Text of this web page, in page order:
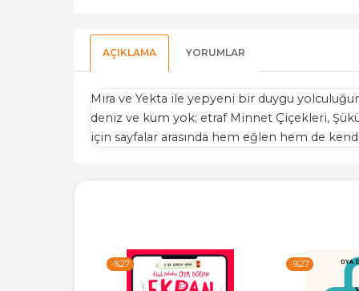
AÇIKLAMA YORUMLAR
Mira ve Yekta ile yepyeni bir duygu
deniz ve kum yok; etraf Minnet Çiçekleri,
için sayfalar arasında hem eğlen hem de
-%27 -%27